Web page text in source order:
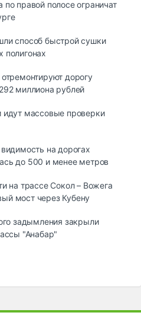
правой полосе ограничат
способ быстрой сушки
полигонах
дорогу
миллиона рублей
идут массовые проверки
на дорогах
до 500 и менее метров
на трассе Сокол – Вожега
мост через Кубену
задымления закрыли
"Анабар"